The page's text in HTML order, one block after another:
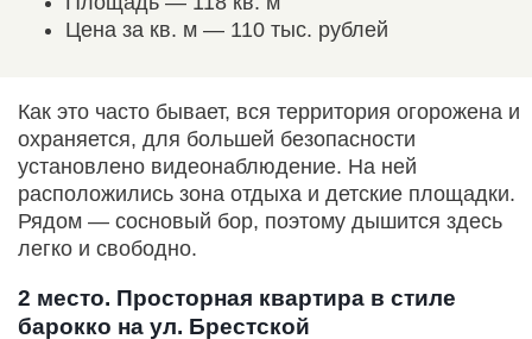
Цена за кв. м — 110 тыс. рублей
Как это часто бывает, вся территория огорожена и
охраняется, для большей безопасности
установлено видеонаблюдение. На ней
расположились зона отдыха и детские площадки.
Рядом — сосновый бор, поэтому дышится здесь
легко и свободно.
2 место. Просторная квартира в стиле
барокко на ул. Брестской